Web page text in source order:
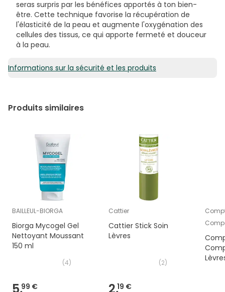
seras surpris par les bénéfices apportés à ton bien-
être. Cette technique favorise la récupération de
l'élasticité de la peau et augmente l'oxygénation des
cellules des tissus, ce qui apporte fermeté et douceur
à la peau.
Informations sur la sécurité et les produits
Produits similaires
BAILLEUL-BIORGA
Biorga Mycogel Gel
Nettoyant Moussant
150 ml
(4)
5,99 €
Cattier
Cattier Stick Soin
Lèvres
(2)
2,19 €